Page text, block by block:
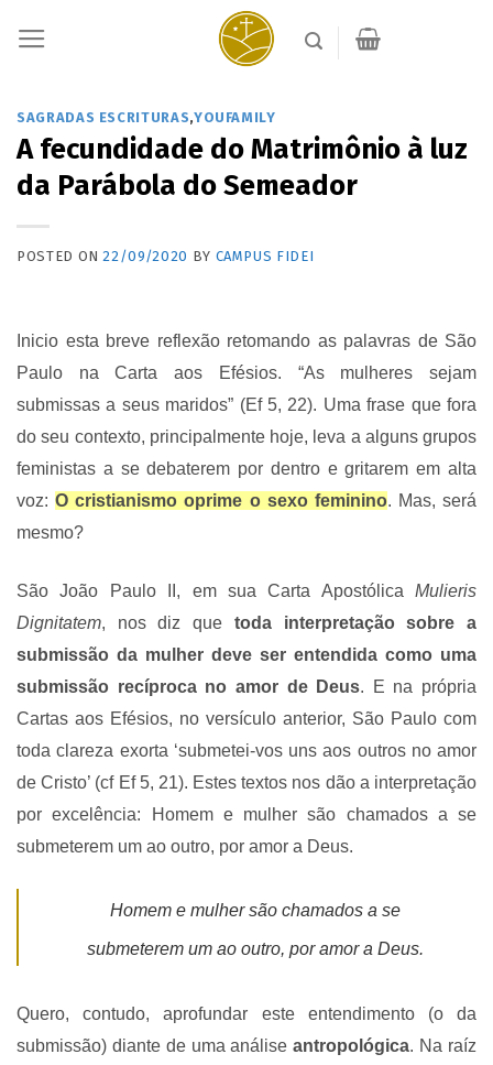
SAGRADAS ESCRITURAS,YOUFAMILY
A fecundidade do Matrimônio à luz
da Parábola do Semeador
POSTED ON22/09/2020 BY CAMPUS FIDEI
Inicio esta breve reflexão retomando as palavras de São
Paulo na Carta aos Efésios. “As mulheres sejam
submissas a seus maridos” (Ef 5, 22). Uma frase que fora
do seu contexto, principalmente hoje, leva a alguns grupos
feministas a se debaterem por dentro e gritarem em alta
voz:O cristianismo oprime o sexo feminino. Mas, será
mesmo?
São João Paulo II, em sua Carta Apostólica Mulieris
Dignitatem, nos diz que toda interpretação sobre a
submissão da mulher deve ser entendida como uma
submissão recíproca no amor de Deus. E na própria
Cartas aos Efésios, no versículo anterior, São Paulo com
toda clareza exorta ‘submetei-vos uns aos outros no amor
de Cristo’ (cf Ef 5, 21). Estes textos nos dão a interpretação
por excelência: Homem e mulher são chamados a se
submeterem um ao outro, por amor a Deus.
Homem e mulher são chamados a se
submeterem um ao outro, por amor a Deus.
Quero, contudo, aprofundar este entendimento (o da
submissão) diante de uma análiseantropológica. Na raíz